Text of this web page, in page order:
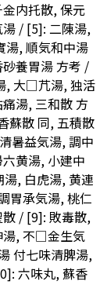
内托散, 保元
湯 / [5]: 二陳湯,
, 順気和中湯
養胃湯 方考 /
, 大□芁湯, 独活
湯, 三和散 方
蘇散 同, 五積散
暑益気湯, 調中
黄湯, 小建中
, 白虎湯, 黄連
胃承気湯, 桃仁
/ [9]: 敗毒散,
湯, 不□金生気
付七味清脾湯,
六味丸, 蘇香